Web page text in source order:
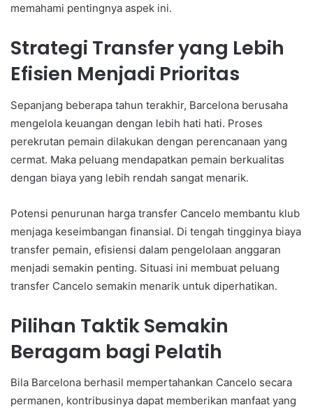
memahami pentingnya aspek ini.
Strategi Transfer yang Lebih
Efisien Menjadi Prioritas
Sepanjang beberapa tahun terakhir, Barcelona berusaha
mengelola keuangan dengan lebih hati hati. Proses
perekrutan pemain dilakukan dengan perencanaan yang
cermat. Maka peluang mendapatkan pemain berkualitas
dengan biaya yang lebih rendah sangat menarik.
Potensi penurunan harga transfer Cancelo membantu klub
menjaga keseimbangan finansial. Di tengah tingginya biaya
transfer pemain, efisiensi dalam pengelolaan anggaran
menjadi semakin penting. Situasi ini membuat peluang
transfer Cancelo semakin menarik untuk diperhatikan.
Pilihan Taktik Semakin
Beragam bagi Pelatih
Bila Barcelona berhasil mempertahankan Cancelo secara
permanen, kontribusinya dapat memberikan manfaat yang